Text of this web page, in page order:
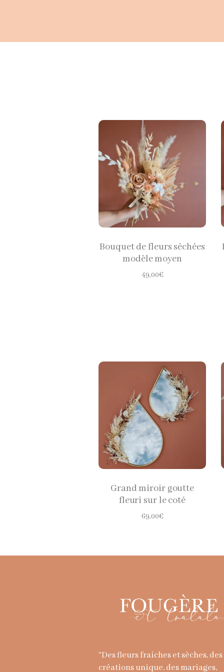
CHOISIR LES
OPTIONS
Bouquet de fleurs séchées
modèle moyen
49,00€
CHOISIR LES
OPTIONS
Grand miroir goutte
fleuri sur le coté
69,00€
“Des fleurs fraiches et sèches, des
créations unique, des mariages,